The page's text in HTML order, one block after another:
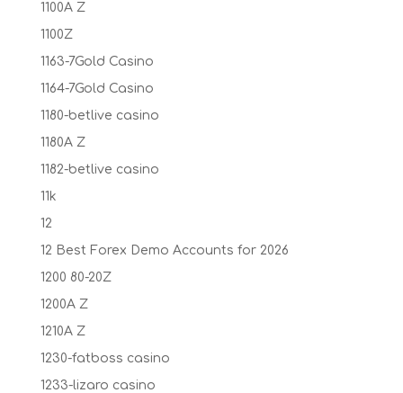
1100A Z
1100Z
1163-7Gold Casino
1164-7Gold Casino
1180-betlive casino
1180A Z
1182-betlive casino
11k
12
12 Best Forex Demo Accounts for 2026
1200 80-20Z
1200A Z
1210A Z
1230-fatboss casino
1233-lizaro casino